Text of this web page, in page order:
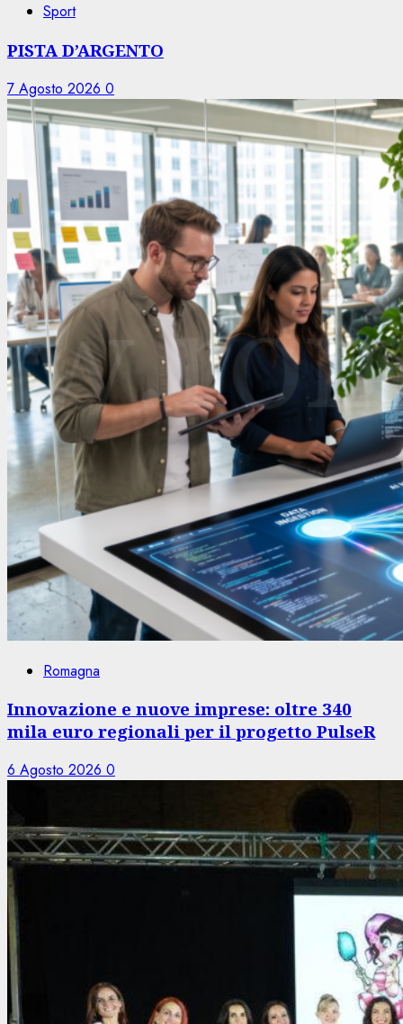
Sport
PISTA D’ARGENTO
7 Agosto 2026 0
Romagna
Innovazione e nuove imprese: oltre 340
mila euro regionali per il progetto PulseR
6 Agosto 2026 0